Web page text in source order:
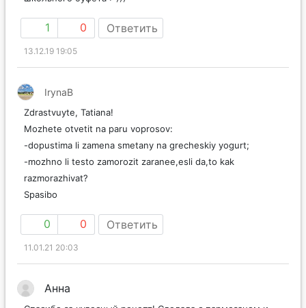
1 0 Ответить
13.12.19 19:05
IrynaB
Zdrastvuyte, Tatiana!
Mozhete otvetit na paru voprosov:
-dopustima li zamena smetany na grecheskiy yogurt;
-mozhno li testo zamorozit zaranee,esli da,to kak
razmorazhivat?
Spasibo
0 0 Ответить
11.01.21 20:03
Анна